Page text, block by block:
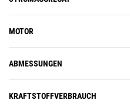
MOTOR
ABMESSUNGEN
KRAFTSTOFFVERBRAUCH